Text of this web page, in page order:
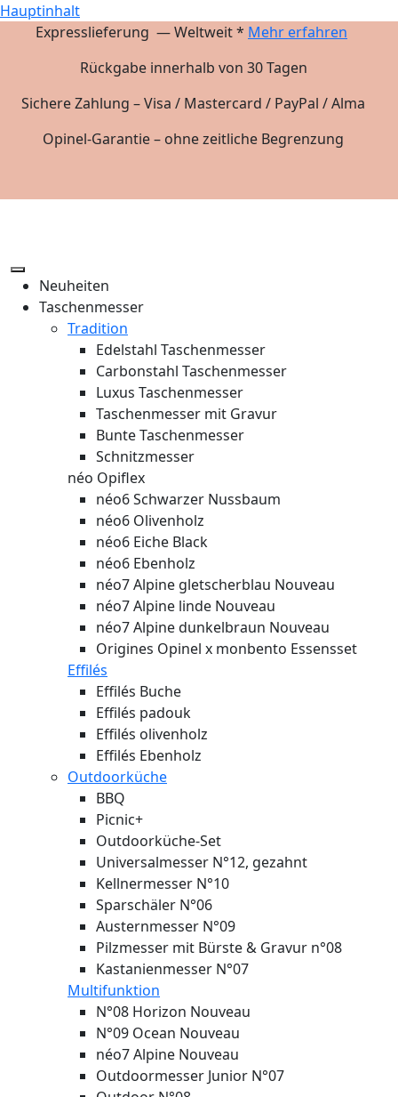
Hauptinhalt
Expresslieferung — Weltweit * Mehr erfahren
Rückgabe innerhalb von 30 Tagen
Sichere Zahlung – Visa / Mastercard / PayPal / Alma
Opinel-Garantie – ohne zeitliche Begrenzung
Neuheiten
Taschenmesser
Tradition
Edelstahl Taschenmesser
Carbonstahl Taschenmesser
Luxus Taschenmesser
Taschenmesser mit Gravur
Bunte Taschenmesser
Schnitzmesser
néo Opiflex
néo6 Schwarzer Nussbaum
néo6 Olivenholz
néo6 Eiche Black
néo6 Ebenholz
néo7 Alpine gletscherblau Nouveau
néo7 Alpine linde Nouveau
néo7 Alpine dunkelbraun Nouveau
Origines Opinel x monbento Essensset
Effilés
Effilés Buche
Effilés padouk
Effilés olivenholz
Effilés Ebenholz
Outdoorküche
BBQ
Picnic+
Outdoorküche-Set
Universalmesser N°12, gezahnt
Kellnermesser N°10
Sparschäler N°06
Austernmesser N°09
Pilzmesser mit Bürste & Gravur n°08
Kastanienmesser N°07
Multifunktion
N°08 Horizon Nouveau
N°09 Ocean Nouveau
néo7 Alpine Nouveau
Outdoormesser Junior N°07